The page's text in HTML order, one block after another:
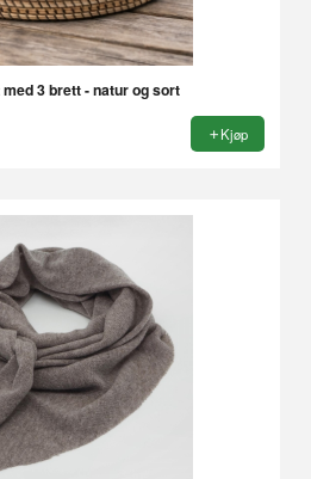
3 brett - natur og sort
Kjøp